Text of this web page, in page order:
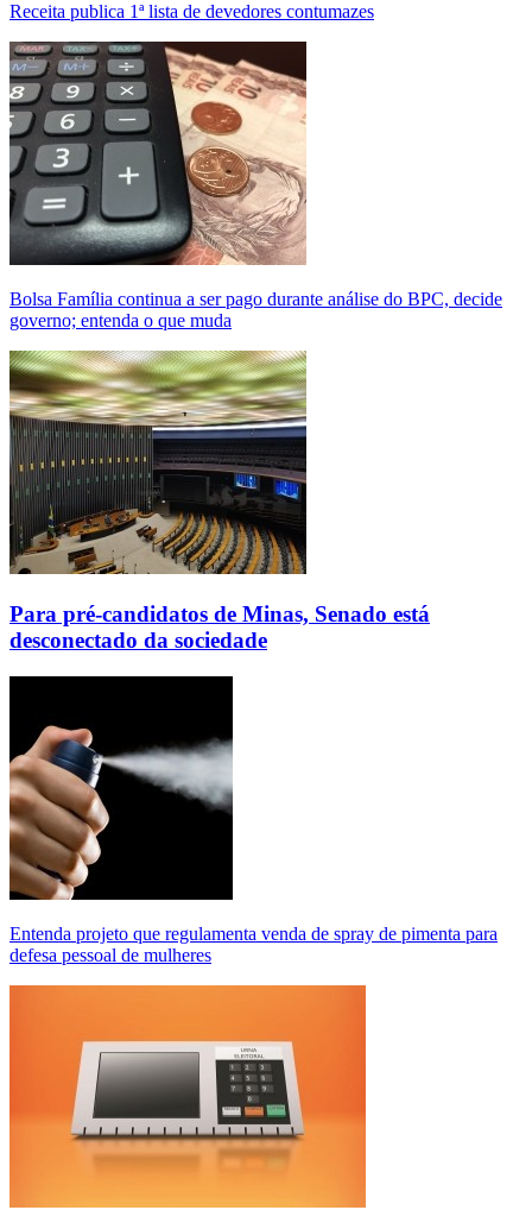
Receita publica 1ª lista de devedores contumazes
Bolsa Família continua a ser pago durante análise do BPC, decide
governo; entenda o que muda
Para pré-candidatos de Minas, Senado está
desconectado da sociedade
Entenda projeto que regulamenta venda de spray de pimenta para
defesa pessoal de mulheres